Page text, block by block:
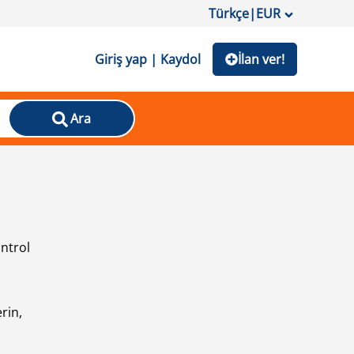
Türkçe|EUR
Giriş yap | Kaydol İlan ver!
Ara